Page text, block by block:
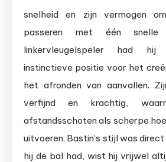
snelheid en zijn vermogen
passeren met één snelle
linkervleugelspeler had hij
instinctieve positie voor het
het afronden van aanvallen.
verfijnd en krachtig,
afstandsschoten als scherpe
uitvoeren. Bastin’s stijl was
hij de bal had, wist hij vrijwel